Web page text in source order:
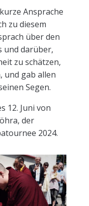
Ansprache
zu diesem
über den
und darüber,
zu schätzen,
und gab allen
Segen.
12. Juni von
der
2024.